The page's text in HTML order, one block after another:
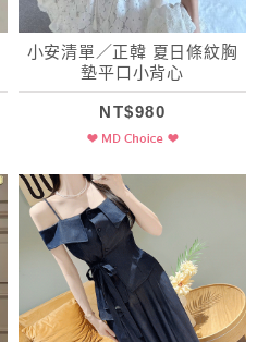
小安清單／正韓 夏日條紋胸
墊平口小背心
NT$980